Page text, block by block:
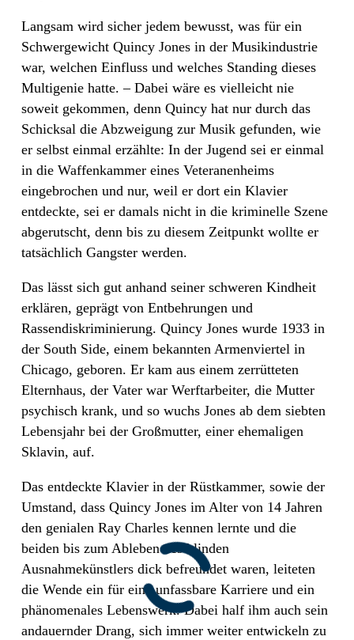
Langsam wird sicher jedem bewusst, was für ein
Schwergewicht Quincy Jones in der Musikindustrie
war, welchen Einfluss und welches Standing dieses
Multigenie hatte. – Dabei wäre es vielleicht nie
soweit gekommen, denn Quincy hat nur durch das
Schicksal die Abzweigung zur Musik gefunden, wie
er selbst einmal erzählte: In der Jugend sei er einmal
in die Waffenkammer eines Veteranenheims
eingebrochen und nur, weil er dort ein Klavier
entdeckte, sei er damals nicht in die kriminelle Szene
abgerutscht, denn bis zu diesem Zeitpunkt wollte er
tatsächlich Gangster werden.
Das lässt sich gut anhand seiner schweren Kindheit
erklären, geprägt von Entbehrungen und
Rassendiskriminierung. Quincy Jones wurde 1933 in
der South Side, einem bekannten Armenviertel in
Chicago, geboren. Er kam aus einem zerrütteten
Elternhaus, der Vater war Werftarbeiter, die Mutter
psychisch krank, und so wuchs Jones ab dem siebten
Lebensjahr bei der Großmutter, einer ehemaligen
Sklavin, auf.
Das entdeckte Klavier in der Rüstkammer, sowie der
Umstand, dass Quincy Jones im Alter von 14 Jahren
den genialen Ray Charles kennen lernte und die
beiden bis zum Ableben des blinden
Ausnahmekünstlers dick befreundet waren, leiteten
die Wende ein für eine unfassbare Karriere und ein
phänomenales Lebenswerk. Dabei half ihm auch sein
andauernder Drang, sich immer weiter entwickeln zu